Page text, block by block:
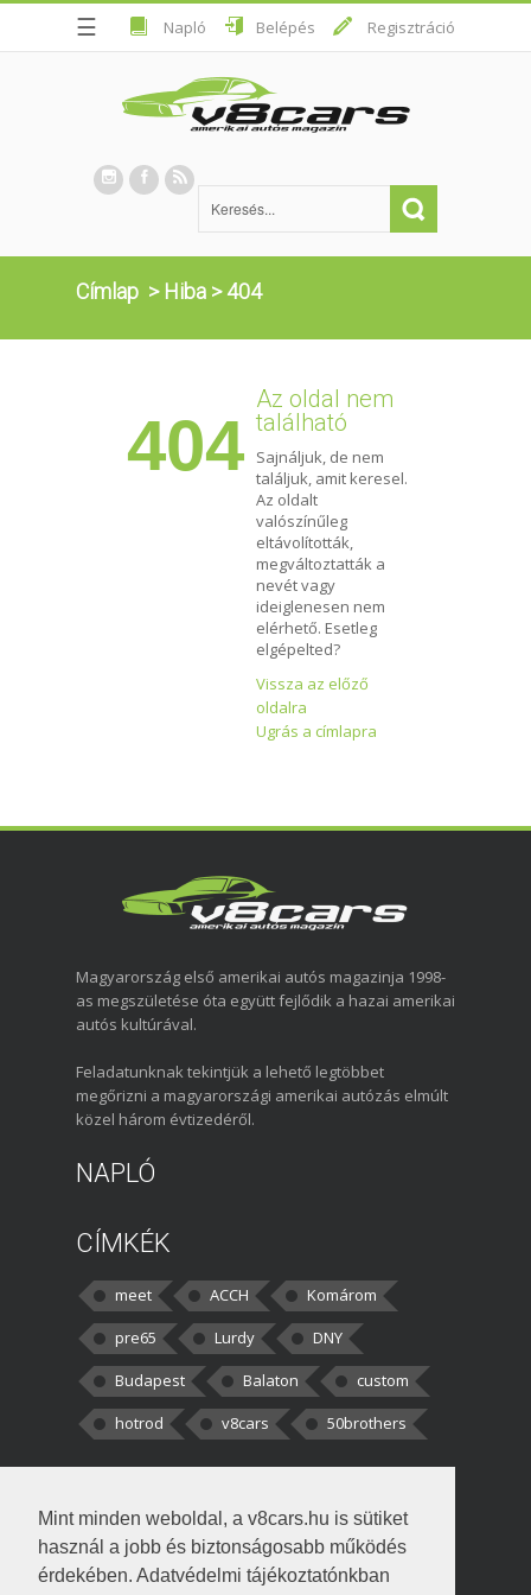
Mint minden weboldal, a v8cars.hu is sütiket
használ a jobb és biztonságosabb működés
érdekében. Adatvédelmi tájékoztatónkban
☰ Napló Belépés Regisztráció
Címlap > Hiba >404
404
Az oldal nem
található
Sajnáljuk, de nem
találjuk, amit keresel.
Az oldalt
valószínűleg
eltávolították,
megváltoztatták a
nevét vagy
ideiglenesen nem
elérhető. Esetleg
elgépelted?
Vissza az előző
oldalra
Ugrás a címlapra
Magyarország első amerikai autós magazinja 1998-
as megszületése óta együtt fejlődik a hazai amerikai
autós kultúrával.
Feladatunknak tekintjük a lehető legtöbbet
megőrizni a magyarországi amerikai autózás elmúlt
közel három évtizedéről.
NAPLÓ
CÍMKÉK
meet ACCH
Komárom
pre65
Lurdy
DNY
Budapest
Balaton
custom
hotrod
v8cars 50brothers
kortisz:Elszúrtam! Én csak két
darabbaal számoltam. Nem tudtam, hogy fél autót,